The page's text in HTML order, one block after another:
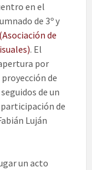
en el
de 3º y
de
. El
por
de
de un
de
Luján
un acto